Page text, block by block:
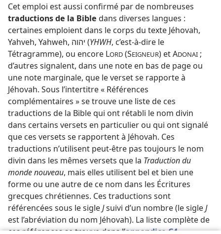
Cet emploi est aussi confirmé par de nombreuses
traductions de la Bible dans diverses langues :
certaines emploient dans le corps du texte Jéhovah,
Yahveh, Yahweh, יהוה (YHWH, c’est-à-dire le
Tétragramme), ou encore LORD (SEIGNEUR) et ADONAI ;
d’autres signalent, dans une note en bas de page ou
une note marginale, que le verset se rapporte à
Jéhovah. Sous l’intertitre « Références
complémentaires » se trouve une liste de ces
traductions de la Bible qui ont rétabli le nom divin
dans certains versets en particulier ou qui ont signalé
que ces versets se rapportent à Jéhovah. Ces
traductions n’utilisent peut-être pas toujours le nom
divin dans les mêmes versets que la Traduction du
monde nouveau, mais elles utilisent bel et bien une
forme ou une autre de ce nom dans les Écritures
grecques chrétiennes. Ces traductions sont
référencées sous le sigleJsuivi d’un nombre (le sigleJ
est l’abréviation du nom Jéhovah). La liste complète de
ces références se trouve dans l’appendice C4.